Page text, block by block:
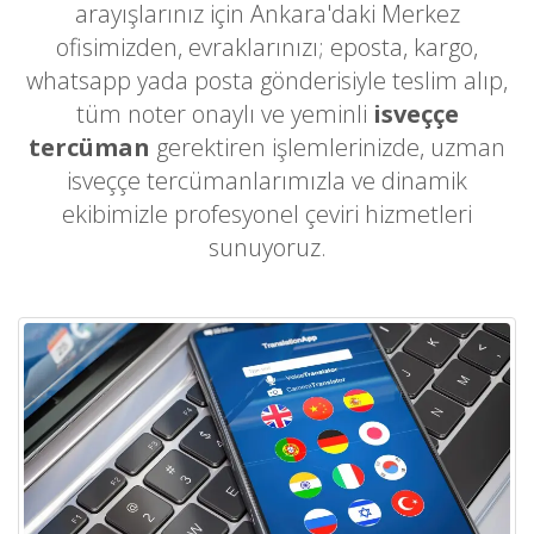
arayışlarınız için Ankara'daki Merkez
ofisimizden, evraklarınızı; eposta, kargo,
whatsapp yada posta gönderisiyle teslim alıp,
tüm noter onaylı ve yeminli isveççe
tercüman gerektiren işlemlerinizde, uzman
isveççe tercümanlarımızla ve dinamik
ekibimizle profesyonel çeviri hizmetleri
sunuyoruz.